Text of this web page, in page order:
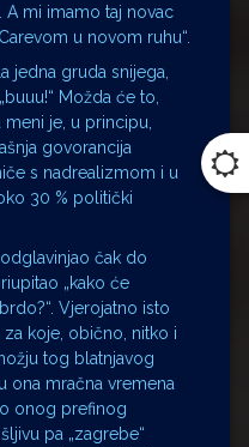
A mi imamo taj novac
u novom ruhu“.
jedna gruda snijega,
Možda će to,
je, u principu,
govorancija
s nadrealizmom i u
30 % politički
čak do
„kako će
Vjerojatno isto
koje, obično, nitko i
tog blatnjavog
ona mračna vremena
onog prefinog
pa „zagrebe“